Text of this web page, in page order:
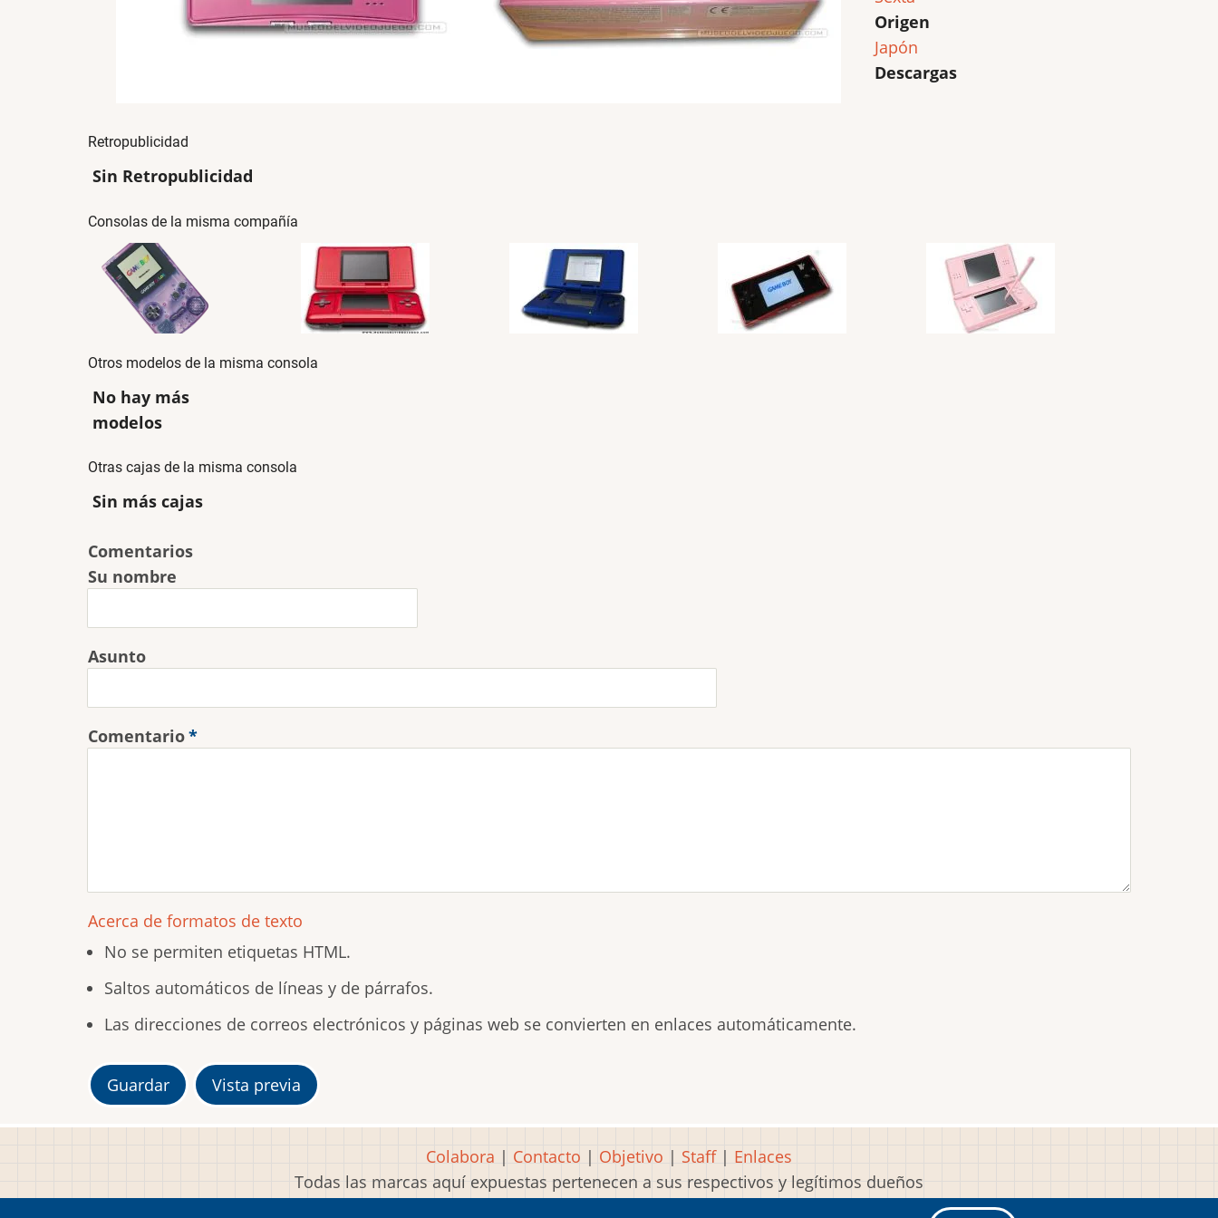
Origen
Japón
Descargas
Retropublicidad
Sin Retropublicidad
Consolas de la misma compañía
Otros modelos de la misma consola
No hay más
modelos
Otras cajas de la misma consola
Sin más cajas
Comentarios
Su nombre
Asunto
Comentario
Acerca de formatos de texto
No se permiten etiquetas HTML.
Saltos automáticos de líneas y de párrafos.
Las direcciones de correos electrónicos y páginas web se convierten en enlaces automáticamente.
Colabora | Contacto | Objetivo | Staff| Enlaces
Todas las marcas aquí expuestas pertenecen a sus respectivos y legítimos dueños